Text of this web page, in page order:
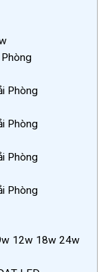
Phòng
Phòng
Phòng
Phòng
12w 18w 24w